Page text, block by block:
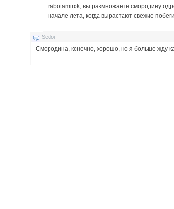
rabotamirok, вы размножаете смородину
начале лета, когда вырастают свежие побеги.
Sedoi
Смородина, конечно, хорошо, но я больше жду